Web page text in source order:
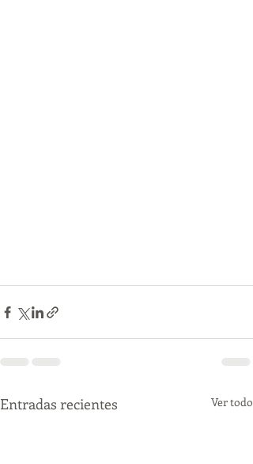
Entradas recientes Ver todo